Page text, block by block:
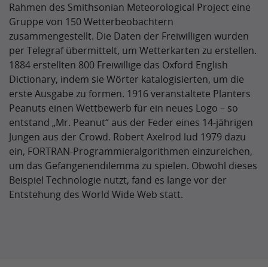
Rahmen des Smithsonian Meteorological Project eine
Gruppe von 150 Wetterbeobachtern
zusammengestellt. Die Daten der Freiwilligen wurden
per Telegraf übermittelt, um Wetterkarten zu erstellen.
1884 erstellten 800 Freiwillige das Oxford English
Dictionary, indem sie Wörter katalogisierten, um die
erste Ausgabe zu formen. 1916 veranstaltete Planters
Peanuts einen Wettbewerb für ein neues Logo – so
entstand „Mr. Peanut“ aus der Feder eines 14-jährigen
Jungen aus der Crowd. Robert Axelrod lud 1979 dazu
ein, FORTRAN-Programmieralgorithmen einzureichen,
um das Gefangenendilemma zu spielen. Obwohl dieses
Beispiel Technologie nutzt, fand es lange vor der
Entstehung des World Wide Web statt.